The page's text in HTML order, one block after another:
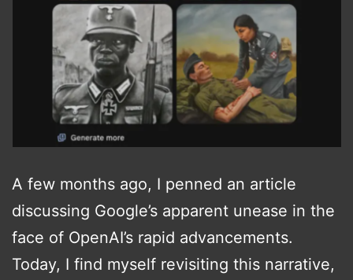
A few months ago, I penned an article
discussing Google’s apparent unease in the
face of OpenAI’s rapid advancements.
Today, I find myself revisiting this narrative,